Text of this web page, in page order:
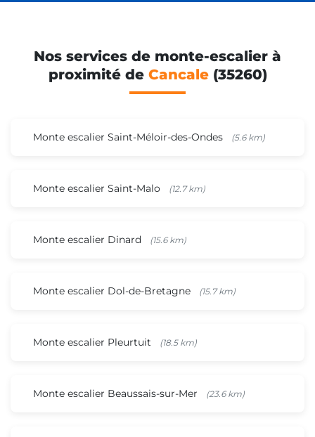
Nos services de monte-escalier à
proximité de Cancale(35260)
Monte escalier Saint-Méloir-des-Ondes (5.6 km)
Monte escalier Saint-Malo (12.7 km)
Monte escalier Dinard (15.6 km)
Monte escalier Dol-de-Bretagne (15.7 km)
Monte escalier Pleurtuit (18.5 km)
Monte escalier Beaussais-sur-Mer (23.6 km)